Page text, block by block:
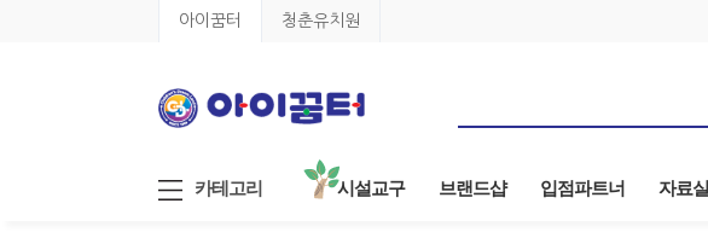
아이꿈터 청춘유치원
카테고리 시설교구 브랜드샵 입점파트너 자료실